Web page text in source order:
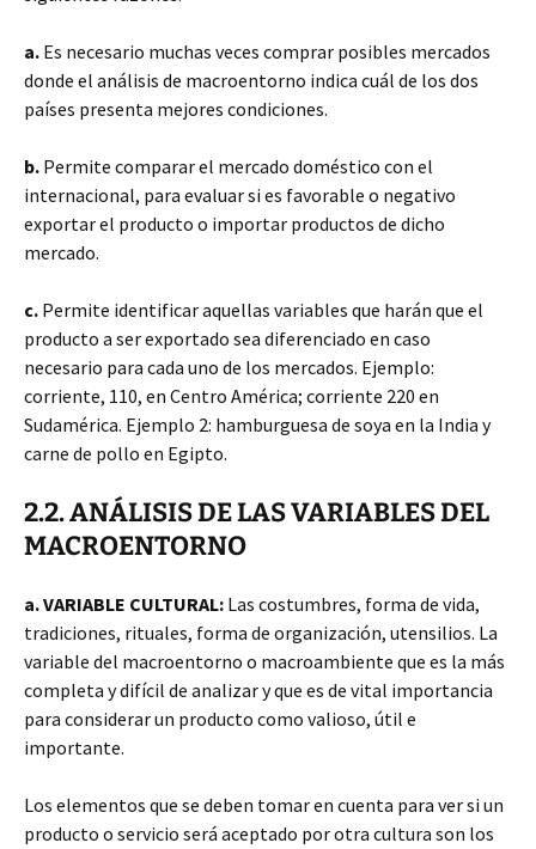
a. Es necesario muchas veces comprar posibles mercados
donde el análisis de macroentorno indica cuál de los dos
países presenta mejores condiciones.
b. Permite comparar el mercado doméstico con el
internacional, para evaluar si es favorable o negativo
exportar el producto o importar productos de dicho
mercado.
c. Permite identificar aquellas variables que harán que el
producto a ser exportado sea diferenciado en caso
necesario para cada uno de los mercados. Ejemplo:
corriente, 110, en Centro América; corriente 220 en
Sudamérica. Ejemplo 2: hamburguesa de soya en la India y
carne de pollo en Egipto.
2.2. ANÁLISIS DE LAS VARIABLES DEL
MACROENTORNO
a. VARIABLE CULTURAL: Las costumbres, forma de vida,
tradiciones, rituales, forma de organización, utensilios. La
variable del macroentorno o macroambiente que es la más
completa y difícil de analizar y que es de vital importancia
para considerar un producto como valioso, útil e
importante.
Los elementos que se deben tomar en cuenta para ver si un
producto o servicio será aceptado por otra cultura son los